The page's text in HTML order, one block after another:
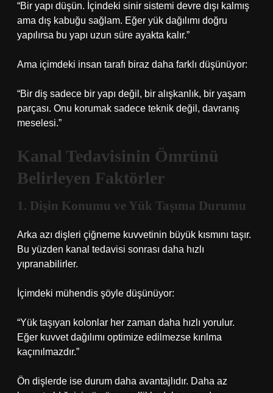
“Bir yapı düşün. İçindeki sinir sistemi devre dışı kalmış
ama dış kabuğu sağlam. Eğer yük dağılımı doğru
yapılırsa bu yapı uzun süre ayakta kalır.”
Ama içimdeki insan tarafı biraz daha farklı düşünüyor:
“Bir diş sadece bir yapı değil, bir alışkanlık, bir yaşam
parçası. Onu korumak sadece teknik değil, davranış
meselesi.”
Kanal Tedavisinin Ömrünü
Belirleyen Faktörler
1. Dişin Konumu ve Yük Taşıma Durumu
Arka azı dişleri çiğneme kuvvetinin büyük kısmını taşır.
Bu yüzden kanal tedavisi sonrası daha hızlı
yıpranabilirler.
İçimdeki mühendis şöyle düşünüyor:
“Yük taşıyan kolonlar her zaman daha hızlı yorulur.
Eğer kuvvet dağılımı optimize edilmezse kırılma
kaçınılmazdır.”
Ön dişlerde ise durum daha avantajlıdır. Daha az